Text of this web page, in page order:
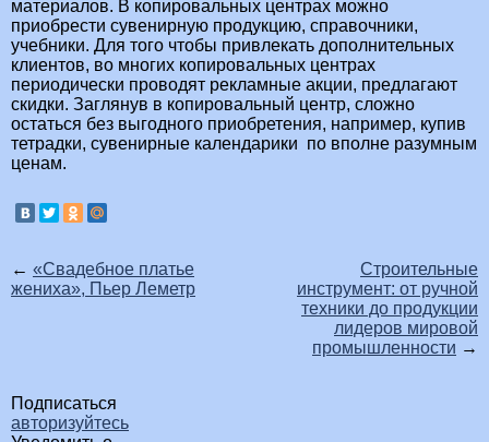
материалов. В копировальных центрах можно
приобрести сувенирную продукцию, справочники,
учебники. Для того чтобы привлекать дополнительных
клиентов, во многих копировальных центрах
периодически проводят рекламные акции, предлагают
скидки. Заглянув в копировальный центр, сложно
остаться без выгодного приобретения, например, купив
тетрадки, сувенирные календарики по вполне разумным
ценам.
← «Свадебное платье
жениха», Пьер Леметр
Строительные
инструмент: от ручной
техники до продукции
лидеров мировой
промышленности →
Подписаться
авторизуйтесь